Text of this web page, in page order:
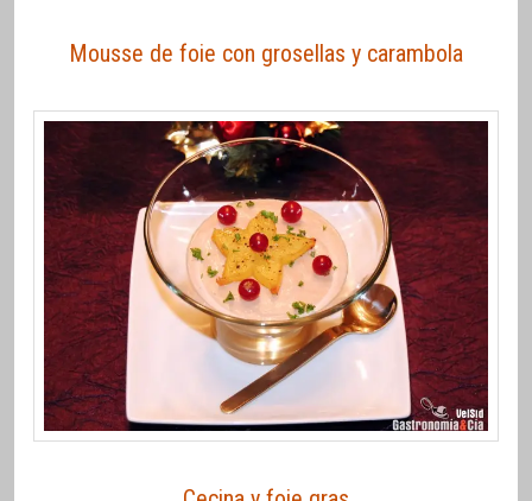
Mousse de foie con grosellas y carambola